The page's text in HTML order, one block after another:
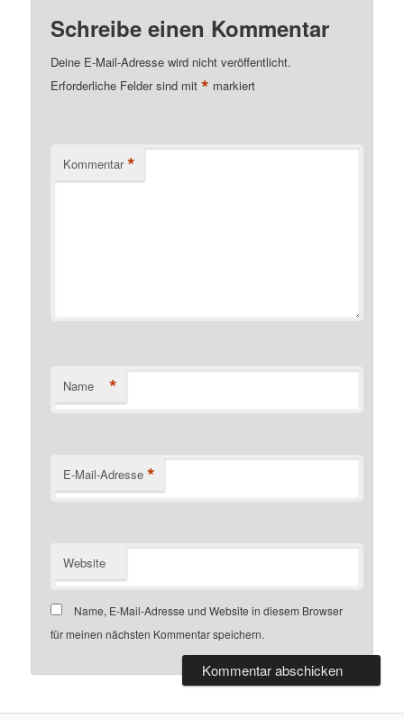
Schreibe einen Kommentar
Deine E-Mail-Adresse wird nicht veröffentlicht.
Erforderliche Felder sind mit* markiert
Kommentar *
Name *
E-Mail-Adresse *
Website
Name, E-Mail-Adresse und Website in diesem Browser
für meinen nächsten Kommentar speichern.